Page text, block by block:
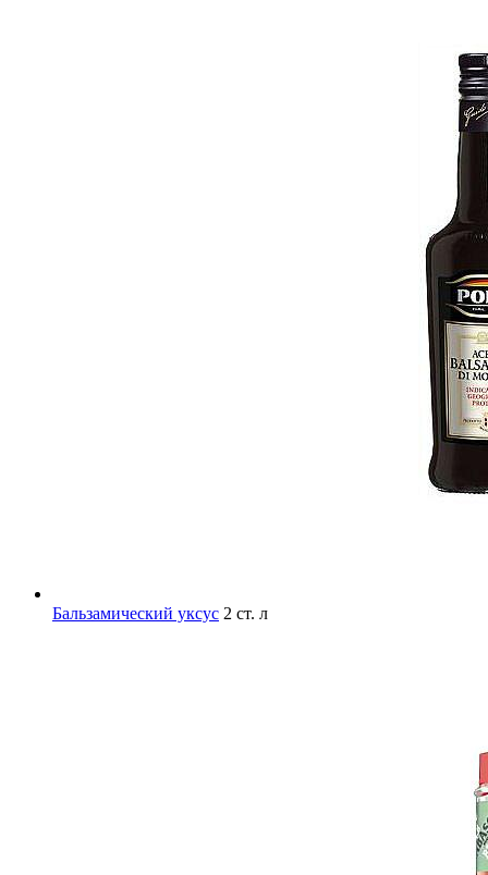
Бальзамический уксус 2 ст. л